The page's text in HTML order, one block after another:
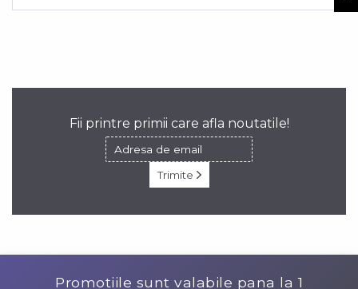
Fii printre primii care afla noutatile!
Trimite
Promotiile sunt valabile pana la 1